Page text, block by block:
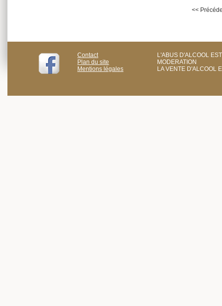
<<
Contact
Plan du site
Mentions légales
L'ABUS D'ALCOOL
MODERATION
LA VENTE D'ALCOOL